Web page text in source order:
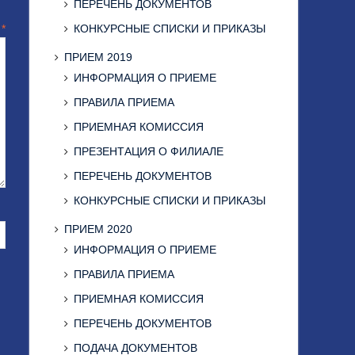
*
ПЕРЕЧЕНЬ ДОКУМЕНТОВ
КОНКУРСНЫЕ СПИСКИ И ПРИКАЗЫ
ПРИЕМ 2019
ИНФОРМАЦИЯ О ПРИЕМЕ
ПРАВИЛА ПРИЕМА
ПРИЕМНАЯ КОМИССИЯ
ПРЕЗЕНТАЦИЯ О ФИЛИАЛЕ
ПЕРЕЧЕНЬ ДОКУМЕНТОВ
КОНКУРСНЫЕ СПИСКИ И ПРИКАЗЫ
ПРИЕМ 2020
ИНФОРМАЦИЯ О ПРИЕМЕ
ПРАВИЛА ПРИЕМА
ПРИЕМНАЯ КОМИССИЯ
ПЕРЕЧЕНЬ ДОКУМЕНТОВ
ПОДАЧА ДОКУМЕНТОВ